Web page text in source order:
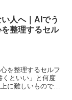
人へ｜AIでう
整理するセル
を整理するセルフ
くといい」と何度
に難しいもので